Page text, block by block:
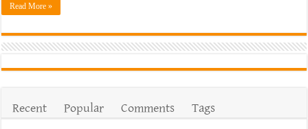
Read More »
Recent Popular Comments
Tags